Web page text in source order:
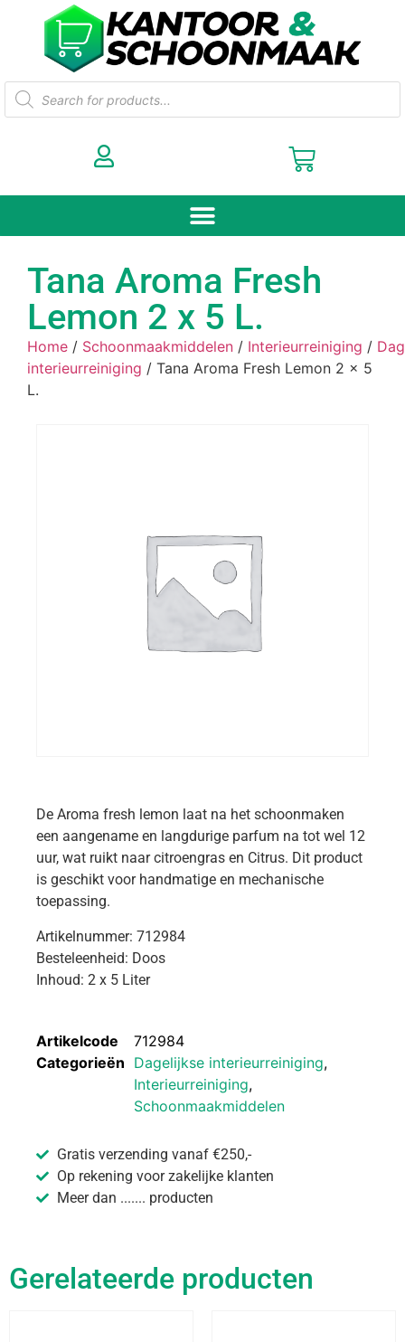
Tana Aroma Fresh
Lemon 2 x 5 L.
Home / Schoonmaakmiddelen / Interieurreiniging /
interieurreiniging / Tana Aroma Fresh Lemon 2 x 5
L.
De Aroma fresh lemon laat na het schoonmaken
een aangename en langdurige parfum na tot wel 12
uur, wat ruikt naar citroengras en Citrus. Dit product
is geschikt voor handmatige en mechanische
toepassing.
Artikelnummer: 712984
Besteleenheid: Doos
Inhoud: 2 x 5 Liter
Artikelcode
712984
Categorieën Dagelijkse interieurreiniging,
Interieurreiniging,
Schoonmaakmiddelen
Gratis verzending vanaf €250,-
Op rekening voor zakelijke klanten
Meer dan ....... producten
Gerelateerde producten